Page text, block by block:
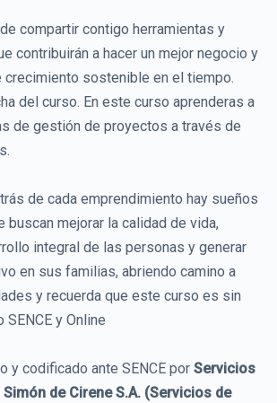
compartir contigo herramientas y
contribuirán a hacer un mejor negocio y
crecimiento sostenible en el tiempo.
del curso. En este curso aprenderas a
de gestión de proyectos a través de
de cada emprendimiento hay sueños
buscan mejorar la calidad de vida,
integral de las personas y generar
en sus familias, abriendo camino a
y recuerda que este curso es sin
y Online
y codificado ante SENCE por Servicios
de Cirene S.A. (Servicios de